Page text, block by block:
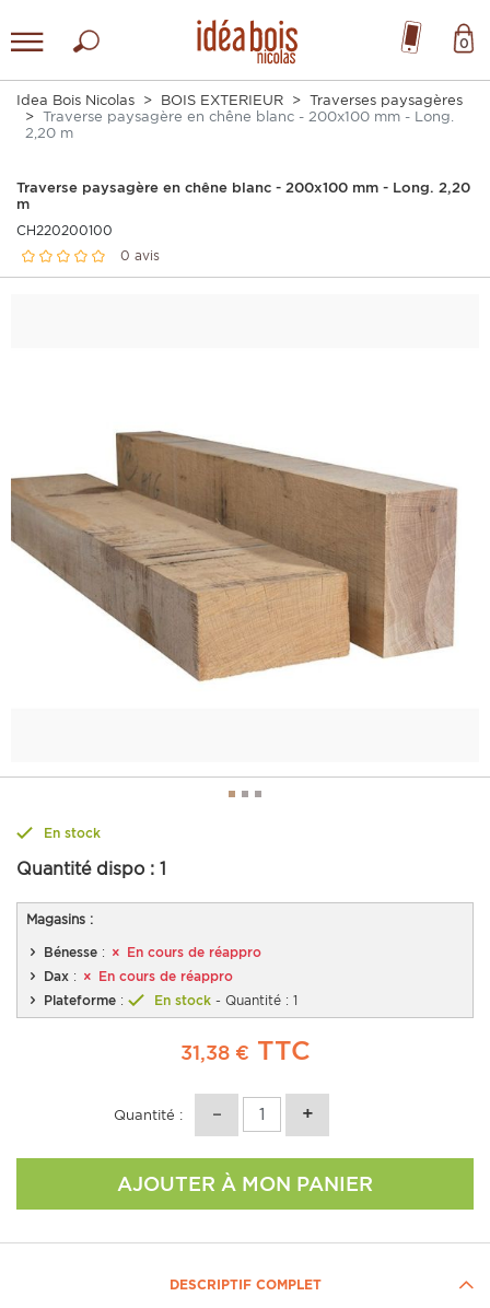
0
Idea Bois Nicolas BOIS EXTERIEUR
Traverses paysagères
Traverse paysagère en chêne blanc - 200x100 mm - Long.
2,20 m
Traverse paysagère en chêne blanc - 200x100 mm - Long. 2,20
m
CH220200100
0 avis
En stock
Quantité dispo : 1
Magasins :
Bénesse :
En cours de réappro
Dax :
En cours de réappro
Plateforme : En stock - Quantité : 1
31,38 € TTC
Quantité :
AJOUTER À MON PANIER
DESCRIPTIF COMPLET